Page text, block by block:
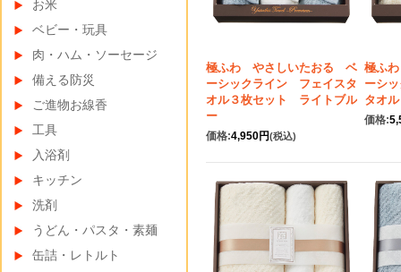
極ふわ やさしいたおる ベ
ーシックライン フェイスタ
オル３枚セット ライトブル
ー
価格:4,950円(税込)
極ふ
ーシ
タオ
価格:
お米
ベビー・玩具
肉・ハム・ソーセージ
備える防災
ご進物お線香
工具
入浴剤
キッチン
洗剤
うどん・パスタ・素麺
缶詰・レトルト